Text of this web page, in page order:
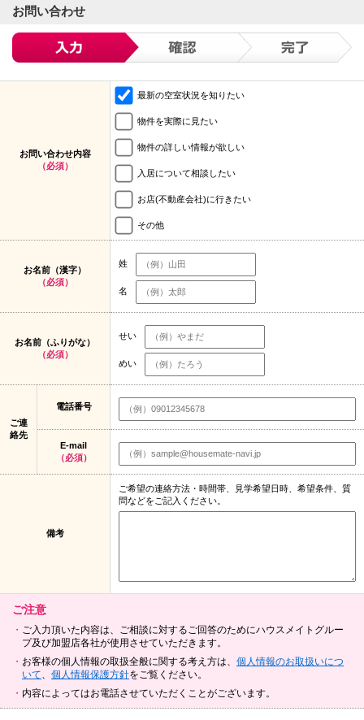
お問い合わせ
お問い合わせ内容
（必須）
最新の空室状況を知りたい
物件を実際に見たい
物件の詳しい情報が欲しい
入居について相談したい
お店(不動産会社)に行きたい
その他
お名前（漢字）
（必須）
姓
名
お名前（ふりがな）
（必須）
せい
めい
ご連
絡先
電話番号
E-mail
（必須）
備考
ご希望の連絡方法・時間帯、見学希望日時、希望条件、質
問などをご記入ください。
ご注意
ご入力頂いた内容は、ご相談に対するご回答のためにハウスメイトグルー
プ及び加盟店各社が使用させていただきます。
お客様の個人情報の取扱全般に関する考え方は、 個人情報のお取扱いにつ
いて
個人情報保護方針をご覧ください。
内容によってはお電話させていただくことがございます。